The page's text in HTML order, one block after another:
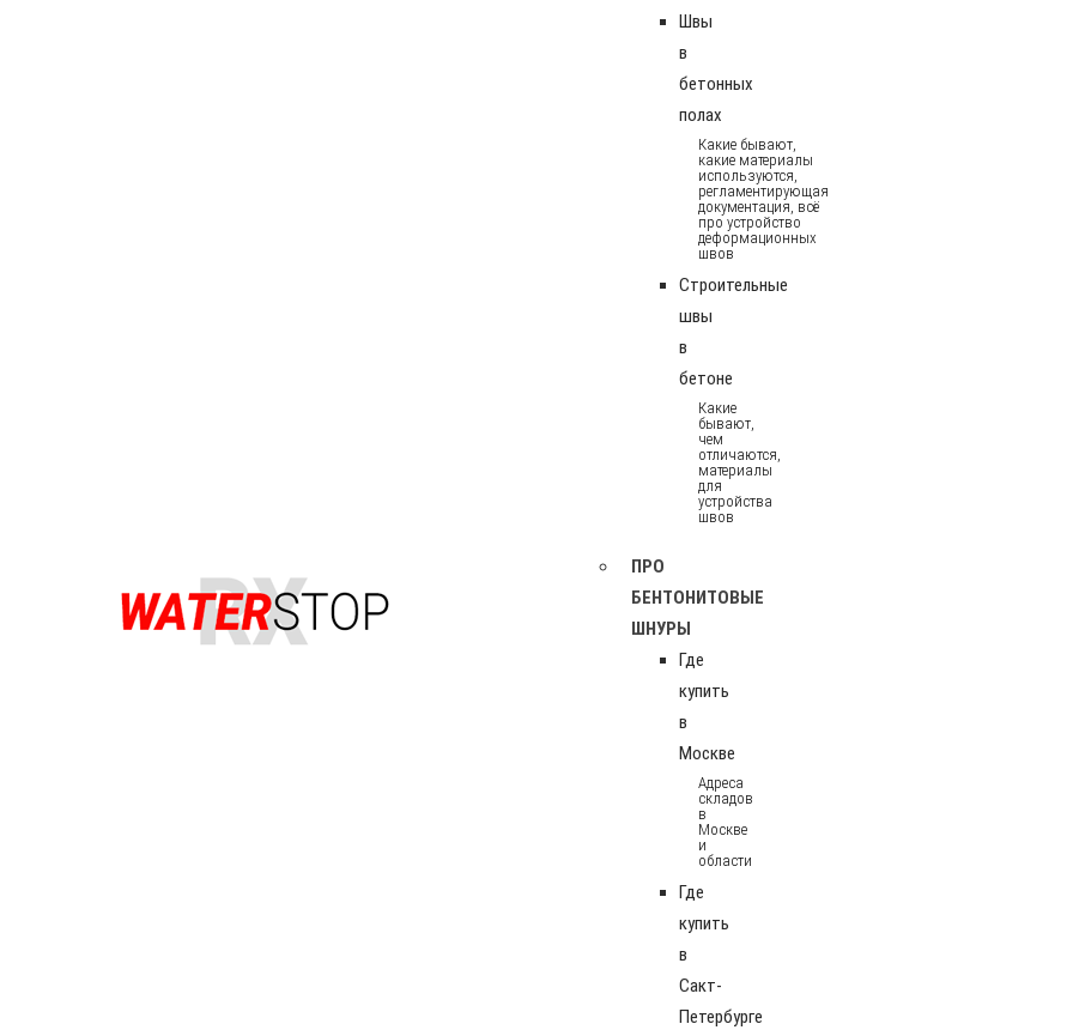
Швы
в
бетонных
полах
Какие бывают,
какие материалы
используются,
регламентирующая
документация, всё
про устройство
деформационных
швов
Строительные
швы
в
бетоне
Какие
бывают,
чем
отличаются,
материалы
для
устройства
швов
ПРО
БЕНТОНИТОВЫЕ
ШНУРЫ
Где
купить
в
Москве
Адреса
складов
в
Москве
и
области
Где
купить
в
Сакт-
Петербурге